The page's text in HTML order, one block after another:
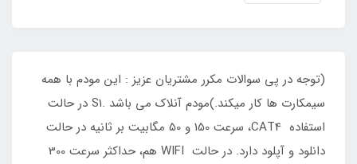
(توجه در پی سوالات مکرر مشتریان عزیز : این مودم با همه
سیمکارت ها کار میکند.)مودم آنلاک می باشد .S1 در حالت
استفاده CAT4، سرعت 150 و 50 مگابیت بر ثانیه در حالت
دانلود و آپلود دارد. در حالت WIFI هم، حداکثر سرعت 300